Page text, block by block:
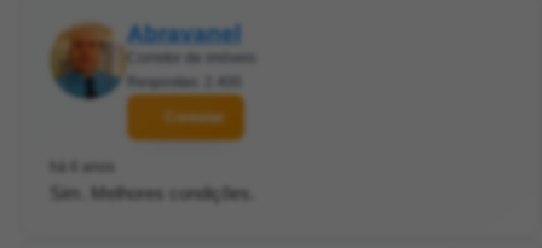
Abravanel
Contatar
Sim. Melhores condições.